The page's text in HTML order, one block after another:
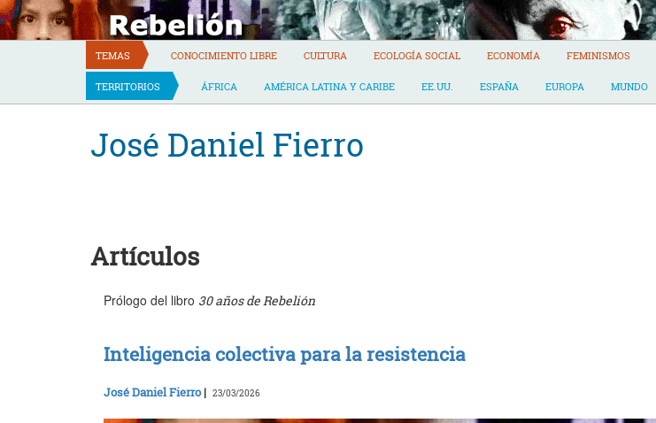
Skip
to
content
TEMAS CONOCIMIENTO LIBRE CULTURA ECOLOGÍA SOCIAL ECONOMÍA FEMINISMOS
TERRITORIOS ÁFRICA AMÉRICA LATINA Y CARIBE EE.UU. ESPAÑA EUROPA MUNDO
José Daniel Fierro
Artículos
Prólogo del libro 30 años de Rebelión
Inteligencia colectiva para la resistencia
José Daniel Fierro| 23/03/2026